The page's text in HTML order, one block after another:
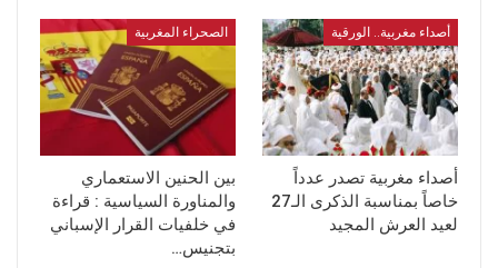
أصداء مغربية.. الورقية
أصداء مغربية تصدر عدداً
خاصاً بمناسبة الذكرى الـ27
لعيد العرش المجيد
الصحراء المغربية
بين الحنين الاستعماري
والمناورة السياسية : قراءة
في خلفيات القرار الإسباني
بتجنيس…